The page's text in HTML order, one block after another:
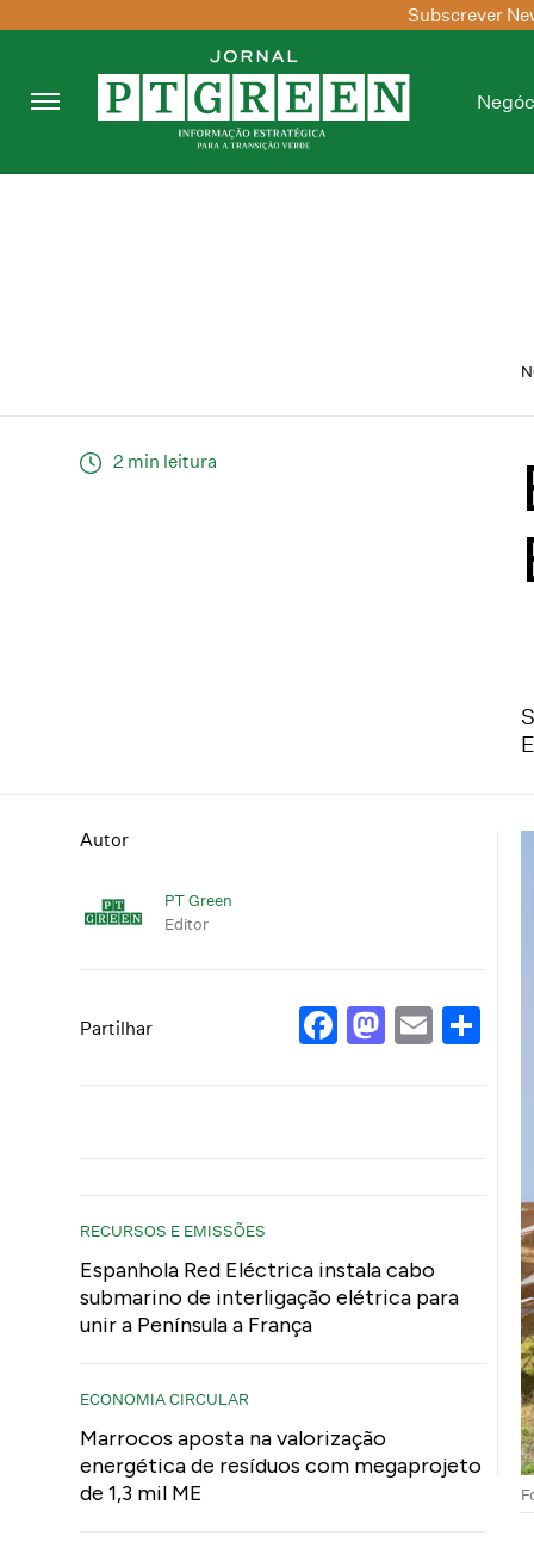
Subscrever
2 min leitura
Autor
PT Green
Editor
Partilhar Facebook
Email
RECURSOS E EMISSÕES
Espanhola Red Eléctrica instala cabo
submarino de interligação elétrica para
unir a Península a França
ECONOMIA CIRCULAR
Marrocos aposta na valorização
energética de resíduos com megaprojeto
de 1,3 mil ME